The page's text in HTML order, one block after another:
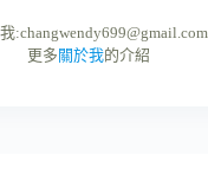
:changwendy699@gmail.com
更多關於我的介紹